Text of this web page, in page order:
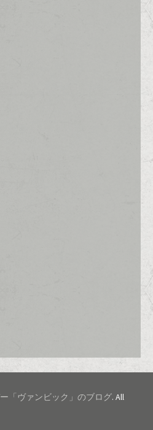
「ヴァンビック」のブログ. All